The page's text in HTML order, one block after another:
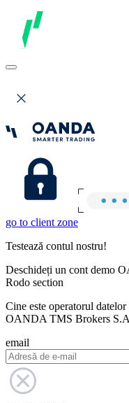
go to client zone
Testează contul nostru!
Deschideți un cont demo
Rodo section
Cine este operatorul
OANDA TMS Brokers
email